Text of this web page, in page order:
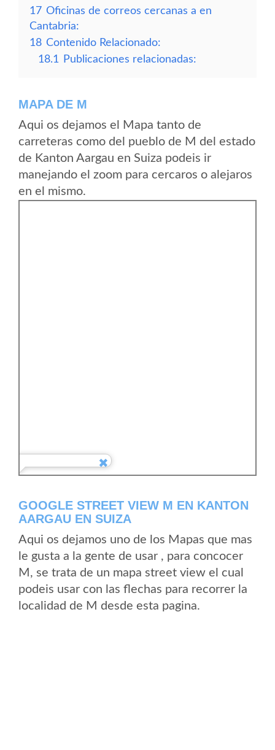
17 Oficinas de correos cercanas a en
Cantabria:
18 Contenido Relacionado:
18.1
Publicaciones relacionadas:
MAPA DE M
Aqui os dejamos el Mapa tanto de
carreteras como del pueblo de M del estado
de Kanton Aargau en Suiza podeis ir
manejando el zoom para cercaros o alejaros
en el mismo.
GOOGLE STREET VIEW M EN KANTON
AARGAU EN SUIZA
Aqui os dejamos uno de los Mapas que mas
le gusta a la gente de usar , para concocer
M, se trata de un mapa street view el cual
podeis usar con las flechas para recorrer la
localidad de M desde esta pagina.